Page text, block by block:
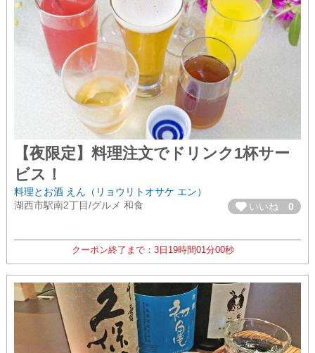
【夜限定】料理注文でドリンク1杯サー
ビス！
料理とお酒 えん（リョウリトオサケ エン）
湖西市駅南2丁目/グルメ 和食
いいね0
クーポン終了まで： 3日 19時間00分59秒